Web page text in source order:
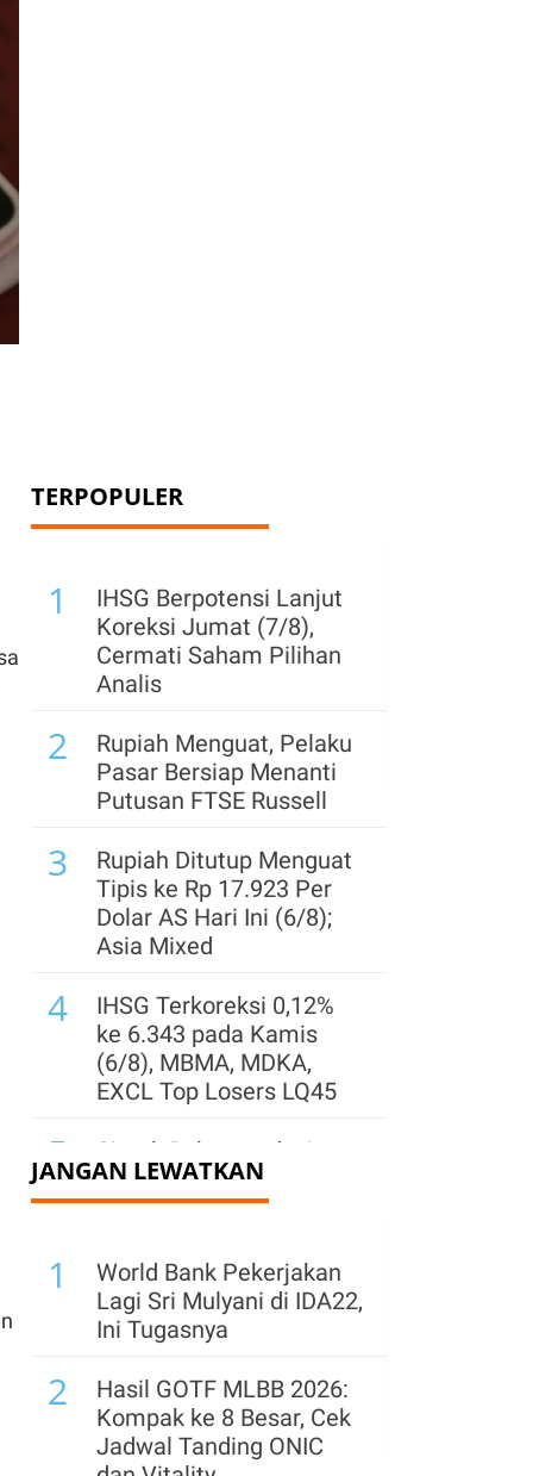
TERPOPULER
1
IHSG Berpotensi Lanjut
Koreksi Jumat (7/8),
Cermati Saham Pilihan
Analis
2
Rupiah Menguat, Pelaku
Pasar Bersiap Menanti
Putusan FTSE Russell
3
Rupiah Ditutup Menguat
Tipis ke Rp 17.923 Per
Dolar AS Hari Ini (6/8);
Asia Mixed
4
IHSG Terkoreksi 0,12%
ke 6.343 pada Kamis
(6/8), MBMA, MDKA,
EXCL Top Losers LQ45
5
Simak Rekomendasi
Teknikal Saham ENRG,
AADI, dan AMRT untuk
6
Kinerja Surya Semesta
Internusa (SSIA) Pulih
per Semester I 2026,
Simak Prospeknya
Pemegang Saham
Sentul City (BKSL) Jual
JANGAN LEWATKAN
1
World Bank Pekerjakan
Lagi Sri Mulyani di IDA22,
Ini Tugasnya
2
Hasil GOTF MLBB 2026:
Kompak ke 8 Besar, Cek
Jadwal Tanding ONIC